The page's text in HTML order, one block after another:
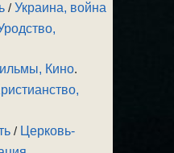
/Украина, война
Кино.
/ Церковь-